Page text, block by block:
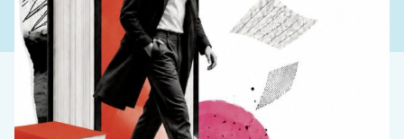
Untermenü
Untermenü